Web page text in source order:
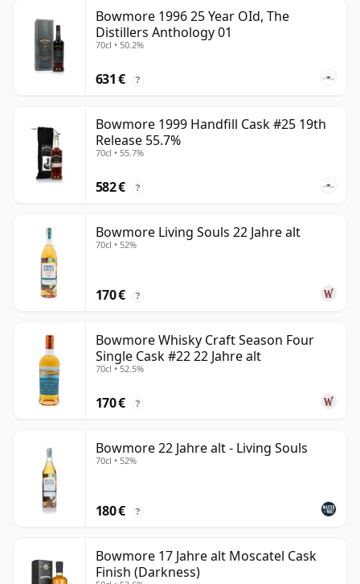
Bowmore 1996 25 Year OId, The
Distillers Anthology 01
70cl • 50.2%
631 € ?
Bowmore 1999 Handfill Cask #25 19th
Release 55.7%
70cl • 55.7%
582 € ?
Bowmore Living Souls 22 Jahre alt
70cl • 52%
170 € ?
Bowmore Whisky Craft Season Four
Single Cask #22 22 Jahre alt
70cl • 52.5%
170 € ?
Bowmore 22 Jahre alt - Living Souls
70cl • 52%
180 € ?
Bowmore 17 Jahre alt Moscatel Cask
Finish (Darkness)